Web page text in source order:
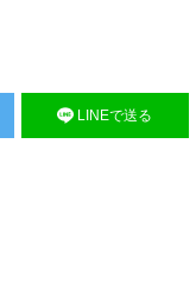
LINEで送る